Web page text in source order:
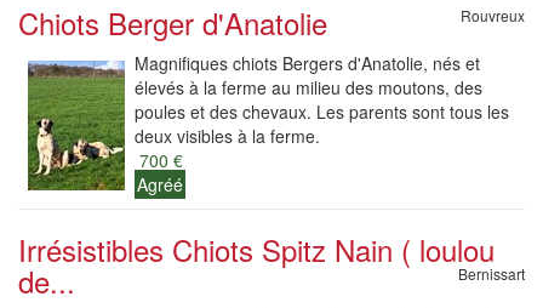
Chiots Berger d'Anatolie Rouvreux
Magnifiques chiots Bergers d'Anatolie, nés et
élevés à la ferme au milieu des moutons, des
poules et des chevaux. Les parents sont tous les
deux visibles à la ferme.
700 €
Agréé
Irrésistibles Chiots Spitz Nain ( loulou
de... Bernissart